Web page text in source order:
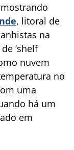
, litoral de
na
‘shelf
nuvem
no
uma
há um
em